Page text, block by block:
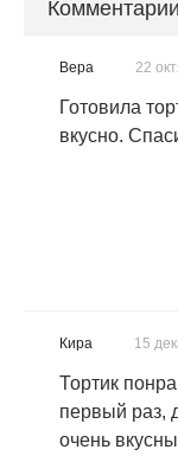
Вера 22
Готовила
вкусно.
Кира 15
Тортик
первый раз,
очень